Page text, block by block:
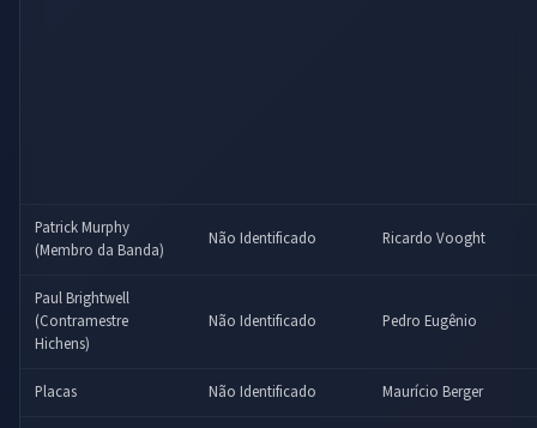
Patrick Murphy
(Membro da Banda)
Não Identificado Ricardo Vooght
Paul Brightwell
(Contramestre
Hichens)
Não Identificado Pedro Eugênio
Placas Não Identificado Maurício Berger